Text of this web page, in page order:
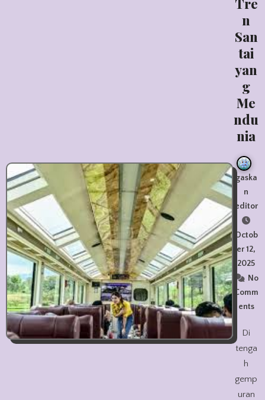
n
San
tai
yan
g
Me
ndu
nia
gaska
n
editor
Octob
er 12,
2025
No
Comm
ents
Di
tenga
h
gemp
uran